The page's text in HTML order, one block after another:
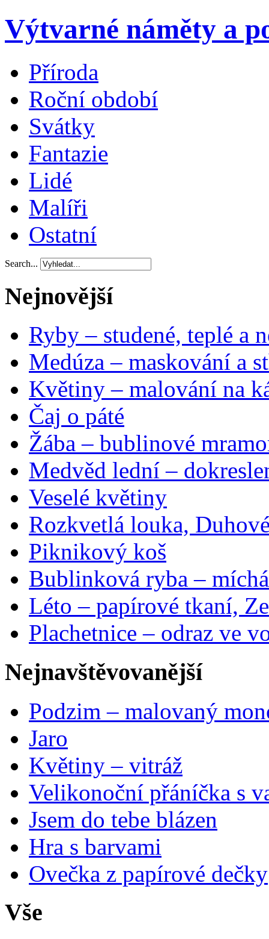
Výtvarné náměty a
Příroda
Roční období
Svátky
Fantazie
Lidé
Malíři
Ostatní
Search...
Nejnovější
Ryby – studené, teplé a
Medúza – maskování a
Květiny – malování na
Čaj o páté
Žába – bublinové
Medvěd lední –
Veselé květiny
Rozkvetlá louka,
Piknikový koš
Bublinková ryba –
Léto – papírové tkaní,
Plachetnice – odraz ve
Nejnavštěvovanější
Podzim – malovaný
Jaro
Květiny – vitráž
Velikonoční přáníčka s
Jsem do tebe blázen
Hra s barvami
Ovečka z papírové dečky
Vše